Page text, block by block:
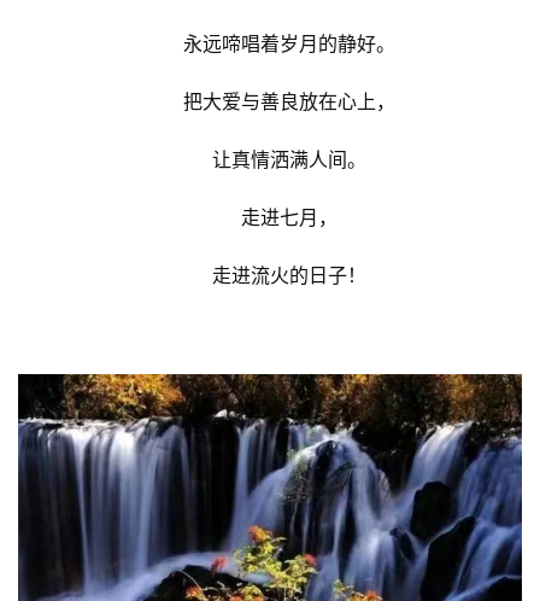
永远啼唱着岁月的静好。
把大爱与善良放在心上，
让真情洒满人间。
走进七月，
走进流火的日子！